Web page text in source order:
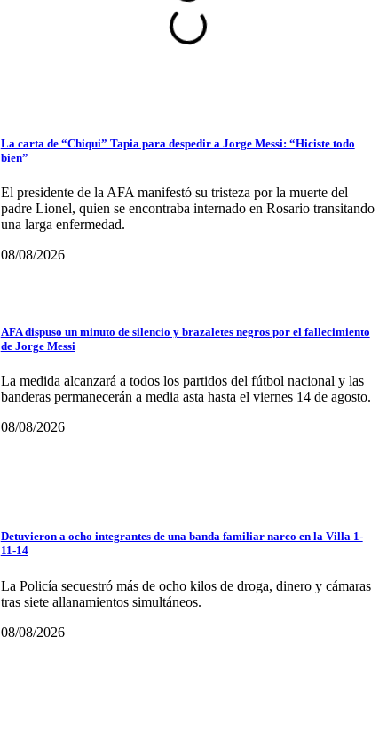
La carta de “Chiqui” Tapia para despedir a Jorge Messi: “Hiciste todo
bien”
El presidente de la AFA manifestó su tristeza por la muerte del
padre Lionel, quien se encontraba internado en Rosario transitando
una larga enfermedad.
08/08/2026
AFA dispuso un minuto de silencio y brazaletes negros por el fallecimiento
de Jorge Messi
La medida alcanzará a todos los partidos del fútbol nacional y las
banderas permanecerán a media asta hasta el viernes 14 de agosto.
08/08/2026
Detuvieron a ocho integrantes de una banda familiar narco en la Villa 1-
11-14
La Policía secuestró más de ocho kilos de droga, dinero y cámaras
tras siete allanamientos simultáneos.
08/08/2026